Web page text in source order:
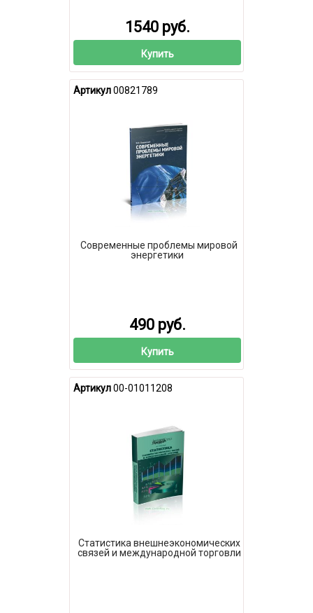
1540 руб.
Купить
Артикул00821789
Современные проблемы мировой
энергетики
490 руб.
Купить
Артикул00-01011208
Статистика внешнеэкономических
связей и международной торговли